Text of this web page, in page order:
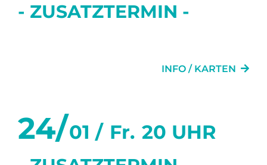
- ZUSATZTERMIN -
INFO / KARTEN
24/01 / Fr. 20 UHR